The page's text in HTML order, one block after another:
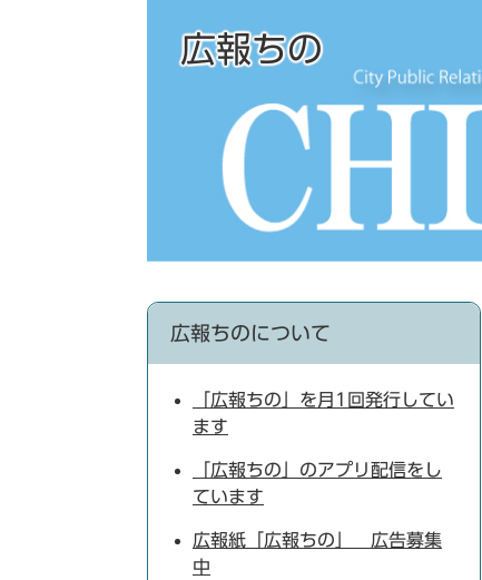
広報ちの
広報ちのについて
「広報ちの」を月1回発行してい
ます
「広報ちの」のアプリ配信をし
ています
広報紙「広報ちの」 広告募集
中